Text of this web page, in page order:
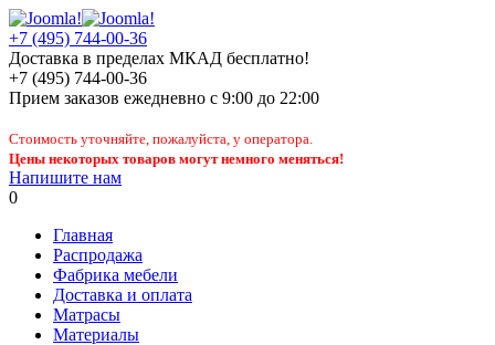
+7 (495) 744-00-36
Доставка в пределах МКАД бесплатно!
+7 (495) 744-00-36
Прием заказов ежедневно с 9:00 до 22:00
Стоимость уточняйте, пожалуйста, у оператора.
Цены некоторых товаров могут немного меняться!
Напишите нам
0
Главная
Распродажа
Фабрика мебели
Доставка и оплата
Матрасы
Материалы